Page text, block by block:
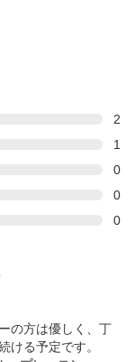
2
1
0
0
0
の方は優しく、丁
ける予定です。